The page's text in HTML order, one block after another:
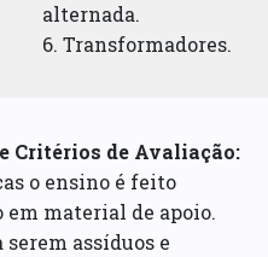
alternada.
6. Transformadores.
Critérios de Avaliação:
o ensino é feito
em material de apoio.
assíduos e